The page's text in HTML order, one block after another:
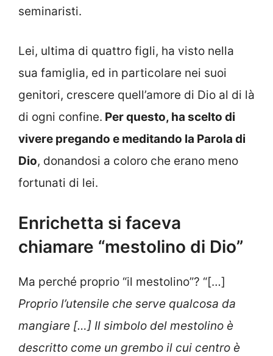
seminaristi.
Lei, ultima di quattro figli, ha visto nella
sua famiglia, ed in particolare nei suoi
genitori, crescere quell’amore di Dio al di là
di ogni confine. Per questo, ha scelto di
vivere pregando e meditando la Parola di
Dio, donandosi a coloro che erano meno
fortunati di lei.
Enrichetta si faceva
chiamare “mestolino di Dio”
Ma perché proprio “il mestolino”? “[…]
Proprio l’utensile che serve qualcosa da
mangiare […] Il simbolo del mestolino è
descritto come un grembo il cui centro è